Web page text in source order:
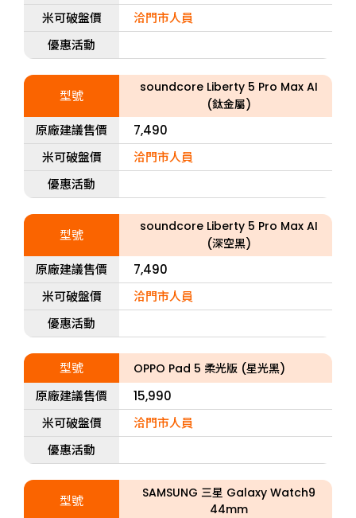
米可破盤價
洽門市人員
優惠活動
型號
soundcore Liberty 5 Pro Max AI
(鈦金屬)
原廠建議售價
7,490
米可破盤價
洽門市人員
優惠活動
型號
soundcore Liberty 5 Pro Max AI
(深空黑)
原廠建議售價
7,490
米可破盤價
洽門市人員
優惠活動
型號 OPPO Pad 5 柔光版 (星光黑)
原廠建議售價
15,990
米可破盤價
洽門市人員
優惠活動
型號
SAMSUNG 三星 Galaxy Watch9
44mm